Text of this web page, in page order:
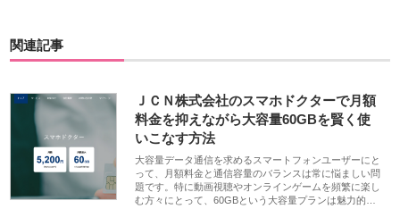
関連記事
ＪＣＮ株式会社のスマホドクターで月額
料金を抑えながら大容量60GBを賢く使
いこなす方法
大容量データ通信を求めるスマートフォンユーザーにと
って、月額料金と通信容量のバランスは常に悩ましい問
題です。特に動画視聴やオンラインゲームを頻繁に楽し
む方々にとって、60GBという大容量プランは魅力的…